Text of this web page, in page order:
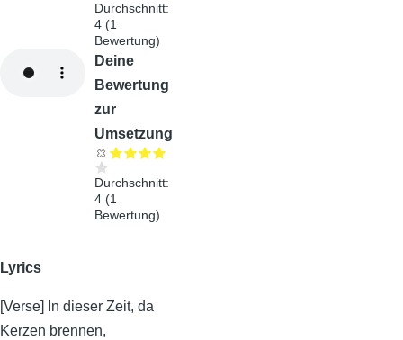
Durchschnitt:
4 (1
Bewertung)
Deine
Bewertung
zur
Umsetzung
Durchschnitt:
4 (1
Bewertung)
Lyrics
[Verse] In dieser Zeit, da
Kerzen brennen,